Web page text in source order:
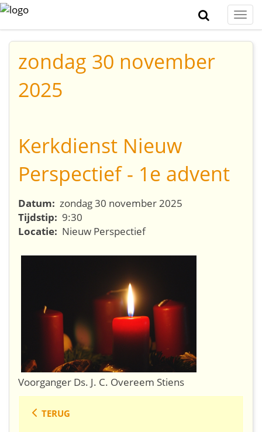
zondag 30 november
2025
Kerkdienst Nieuw
Perspectief - 1e advent
Datum: zondag 30 november 2025
Tijdstip: 9:30
Locatie: Nieuw Perspectief
Voorganger Ds. J. C. Overeem Stiens
TERUG